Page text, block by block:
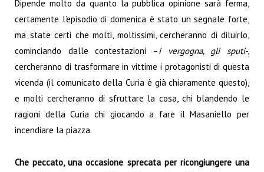
Dipende molto da quanto la pubblica opinione sarà ferma,
certamente l’episodio di domenica è stato un segnale forte,
ma state certi che molti, moltissimi, cercheranno di diluirlo,
cominciando dalle contestazioni –i vergogna, gli sputi-,
cercheranno di trasformare in vittime i protagonisti di questa
vicenda (il comunicato della Curia è già chiaramente questo),
e molti cercheranno di sfruttare la cosa, chi blandendo le
ragioni della Curia chi giocando a fare il Masaniello per
incendiare la piazza.
Che peccato, una occasione sprecata per ricongiungere una